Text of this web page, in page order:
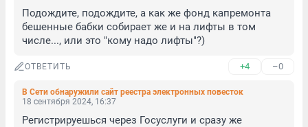
Подождите, подождите, а как же фонд капремонта
бешенные бабки собирает же и на лифты в том
числе..., или это "кому надо лифты"?)
ОТВЕТИТЬ +4 –0
В Сети обнаружили сайт реестра электронных повесток
18 сентября 2024, 16:37
Регистрируешься через Госуслуги и сразу же